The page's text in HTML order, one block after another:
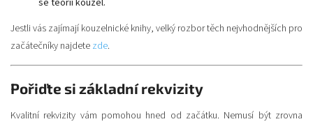
se teorií kouzel.
Jestli vás zajímají kouzelnické knihy, velký rozbor těch nejvhodnějších pro
začátečníky najdete zde.
Pořiďte si základní rekvizity
Kvalitní rekvizity vám pomohou hned od začátku. Nemusí být zrovna